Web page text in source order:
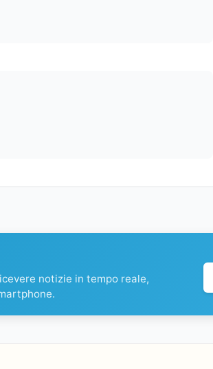
notizie in tempo reale,